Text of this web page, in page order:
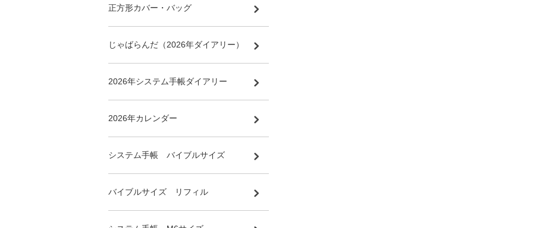
正方形カバー・バッグ
じゃばらんだ（2026年ダイアリー）
2026年システム手帳ダイアリー
2026年カレンダー
システム手帳 バイブルサイズ
バイブルサイズ リフィル